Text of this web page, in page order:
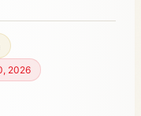
2026